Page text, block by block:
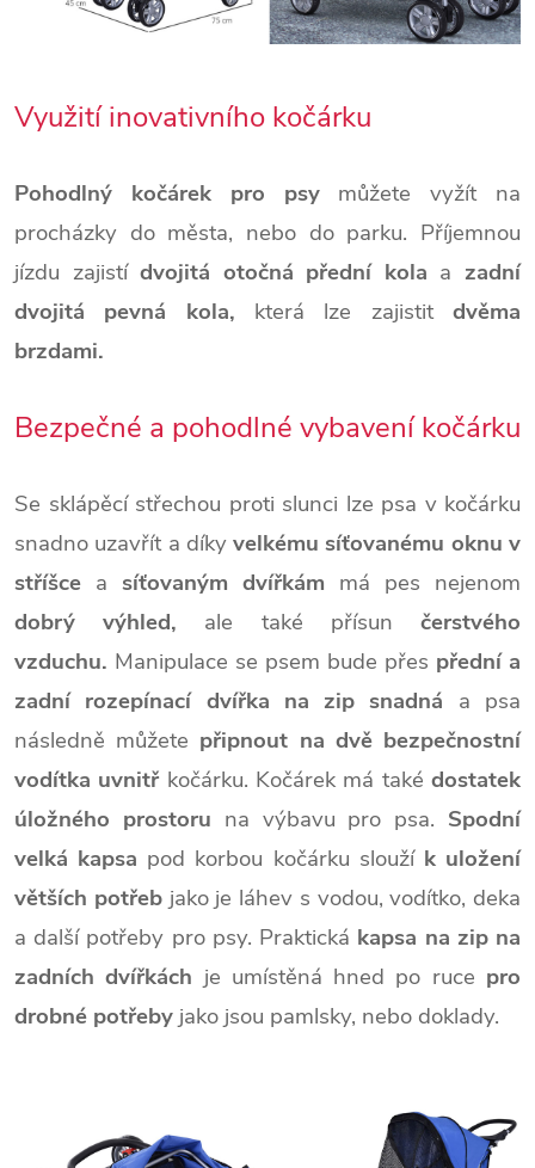
Využití inovativního kočárku
Pohodlný kočárek pro psymůžete vyžít na
procházky do města, nebo do parku. Příjemnou
jízdu zajistídvojitá otočná přední kola a zadní
dvojitá pevná kola, která lze zajistitdvěma
brzdami.
Bezpečné a pohodlné vybavení kočárku
Se sklápěcí střechou proti slunci lze psa v kočárku
snadno uzavřít a díkyvelkému síťovanému oknu v
stříšce a síťovaným dvířkám má pes nejenom
dobrý výhled, ale také přísunčerstvého
vzduchu. Manipulace se psem bude přes přední a
zadní rozepínací dvířka na zip snadná a psa
následně můžete připnout na dvě bezpečnostní
vodítka uvnitřkočárku. Kočárek má takédostatek
úložného prostoru na výbavu pro psa. Spodní
velká kapsa pod korbou kočárku slouží k uložení
větších potřebjako je láhev s vodou, vodítko, deka
a další potřeby pro psy. Praktická kapsa na zip na
zadních dvířkách je umístěná hned po ruce pro
drobné potřeby jako jsou pamlsky, nebo doklady.